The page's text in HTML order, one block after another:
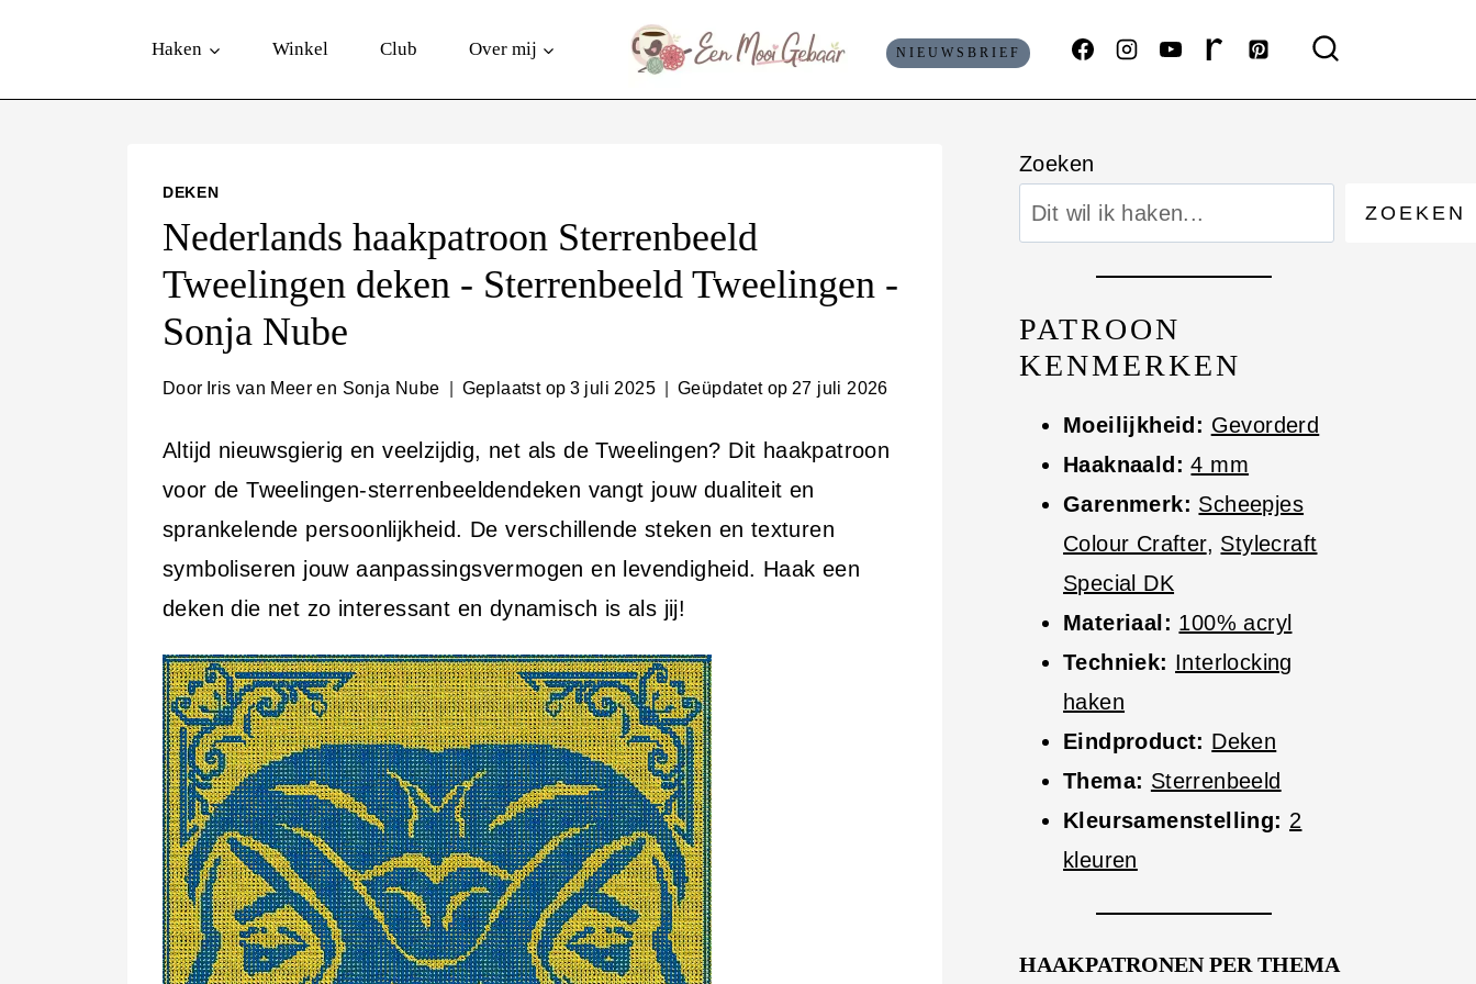
o
Haken Winkel Club Over mij NIEUWSBRIEF
DEKEN
Nederlands haakpatroon Sterrenbeeld
Tweelingen deken - Sterrenbeeld Tweelingen -
Sonja Nube
Door Iris van Meer en Sonja Nube Geplaatst op 3 juli 2025 Geüpdatet op 27 juli 2026
Altijd nieuwsgierig en veelzijdig, net als de Tweelingen? Dit haakpatroon
voor de Tweelingen-sterrenbeeldendeken vangt jouw dualiteit en
sprankelende persoonlijkheid. De verschillende steken en texturen
symboliseren jouw aanpassingsvermogen en levendigheid. Haak een
deken die net zo interessant en dynamisch is als jij!
Zoeken
ZOEKEN
PATROON
KENMERKEN
Moeilijkheid: Gevorderd
Haaknaald: 4 mm
Garenmerk: Scheepjes
Colour Crafter, Stylecraft
Special DK
Materiaal: 100% acryl
Techniek: Interlocking
haken
Eindproduct: Deken
Thema: Sterrenbeeld
Kleursamenstelling: 2
kleuren
HAAKPATRONEN PER THEMA